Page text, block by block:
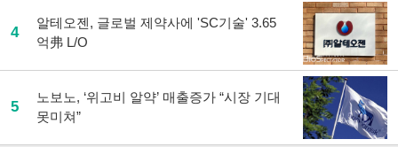
4
알테오젠, 글로벌 제약사에 'SC기술' 3.65
억弗 L/O
5
노보노, ‘위고비 알약’ 매출증가 “시장 기대
못미쳐”